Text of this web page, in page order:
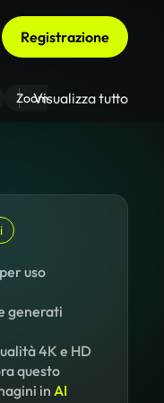
Registrazione
Zoom Di Sfondo Virtuale
Visualizza tutto
uso
generati
4K e HD
questo
inAI